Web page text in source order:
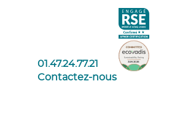
01.47.24.77.21
Contactez-nous